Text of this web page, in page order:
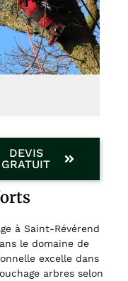
DEVIS
GRATUIT
à Saint-Révérend
le domaine de
excelle dans
arbres selon